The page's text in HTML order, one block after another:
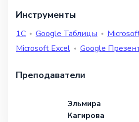
Инструменты
1С Google Таблицы
Microsoft Excel
Google
Преподаватели
Эльмира
Кагирова